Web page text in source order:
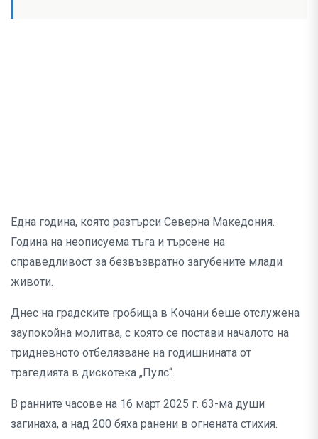
Една година, която разтърси Северна Македония.
Година на неописуема тъга и търсене на
справедливост за безвъзвратно загубените млади
животи.
Днес на градските гробища в Кочани беше отслужена
заупокойна молитва, с която се постави началото на
тридневното отбелязване на годишнината от
трагедията в дискотека „Пулс“.
В ранните часове на 16 март 2025 г. 63-ма души
загинаха, а над 200 бяха ранени в огнената стихия.